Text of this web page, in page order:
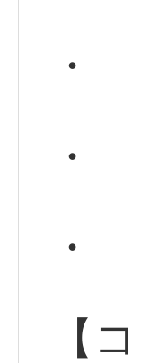
・
・
・
【